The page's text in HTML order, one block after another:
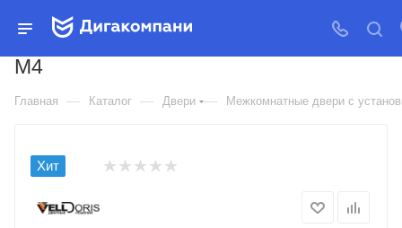
ДВЕРЬ МЕЖКОМНАТНАЯ
VELLDORIS ЭКОШПОН TECHNO
M4
Главная — Каталог — Двери — Межкомнатные двери с
Хит